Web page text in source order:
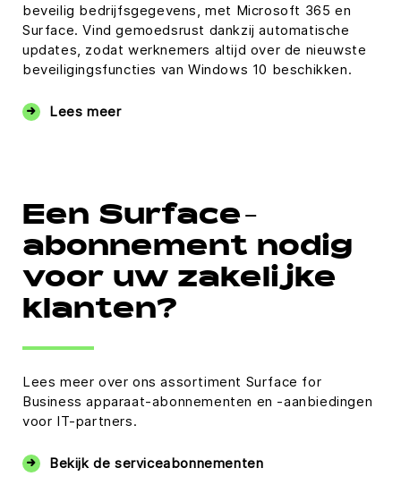
beveilig bedrijfsgegevens, met Microsoft 365 en
Surface. Vind gemoedsrust dankzij automatische
updates, zodat werknemers altijd over de nieuwste
beveiligingsfuncties van Windows 10 beschikken.
Lees meer
Een Surface-
abonnement nodig
voor uw zakelijke
klanten?
Lees meer over ons assortiment Surface for
Business apparaat-abonnementen en -aanbiedingen
voor IT-partners.
Bekijk de serviceabonnementen